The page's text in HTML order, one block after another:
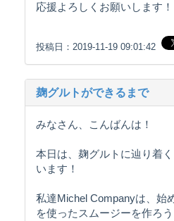
応援よろしくお願いします！
投稿日：2019-11-19 09:01:42
麹グルトができるまで
みなさん、こんばんは！
本日は、麹グルトに辿り着
います！
私達Michel Companyは、始
を使ったスムージーを作ろ